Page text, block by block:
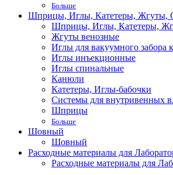
Больше
Шприцы, Иглы, Катетеры, Жгуты,
Шприцы, Иглы, Катетеры,
Жгуты венозные
Иглы для вакуумного забора
Иглы инъекционные
Иглы спинальные
Канюли
Катетеры, Иглы-бабочки
Системы для внутривенных
Шприцы
Больше
Шовный
Шовный
Расходные материалы для
Расходные материалы для